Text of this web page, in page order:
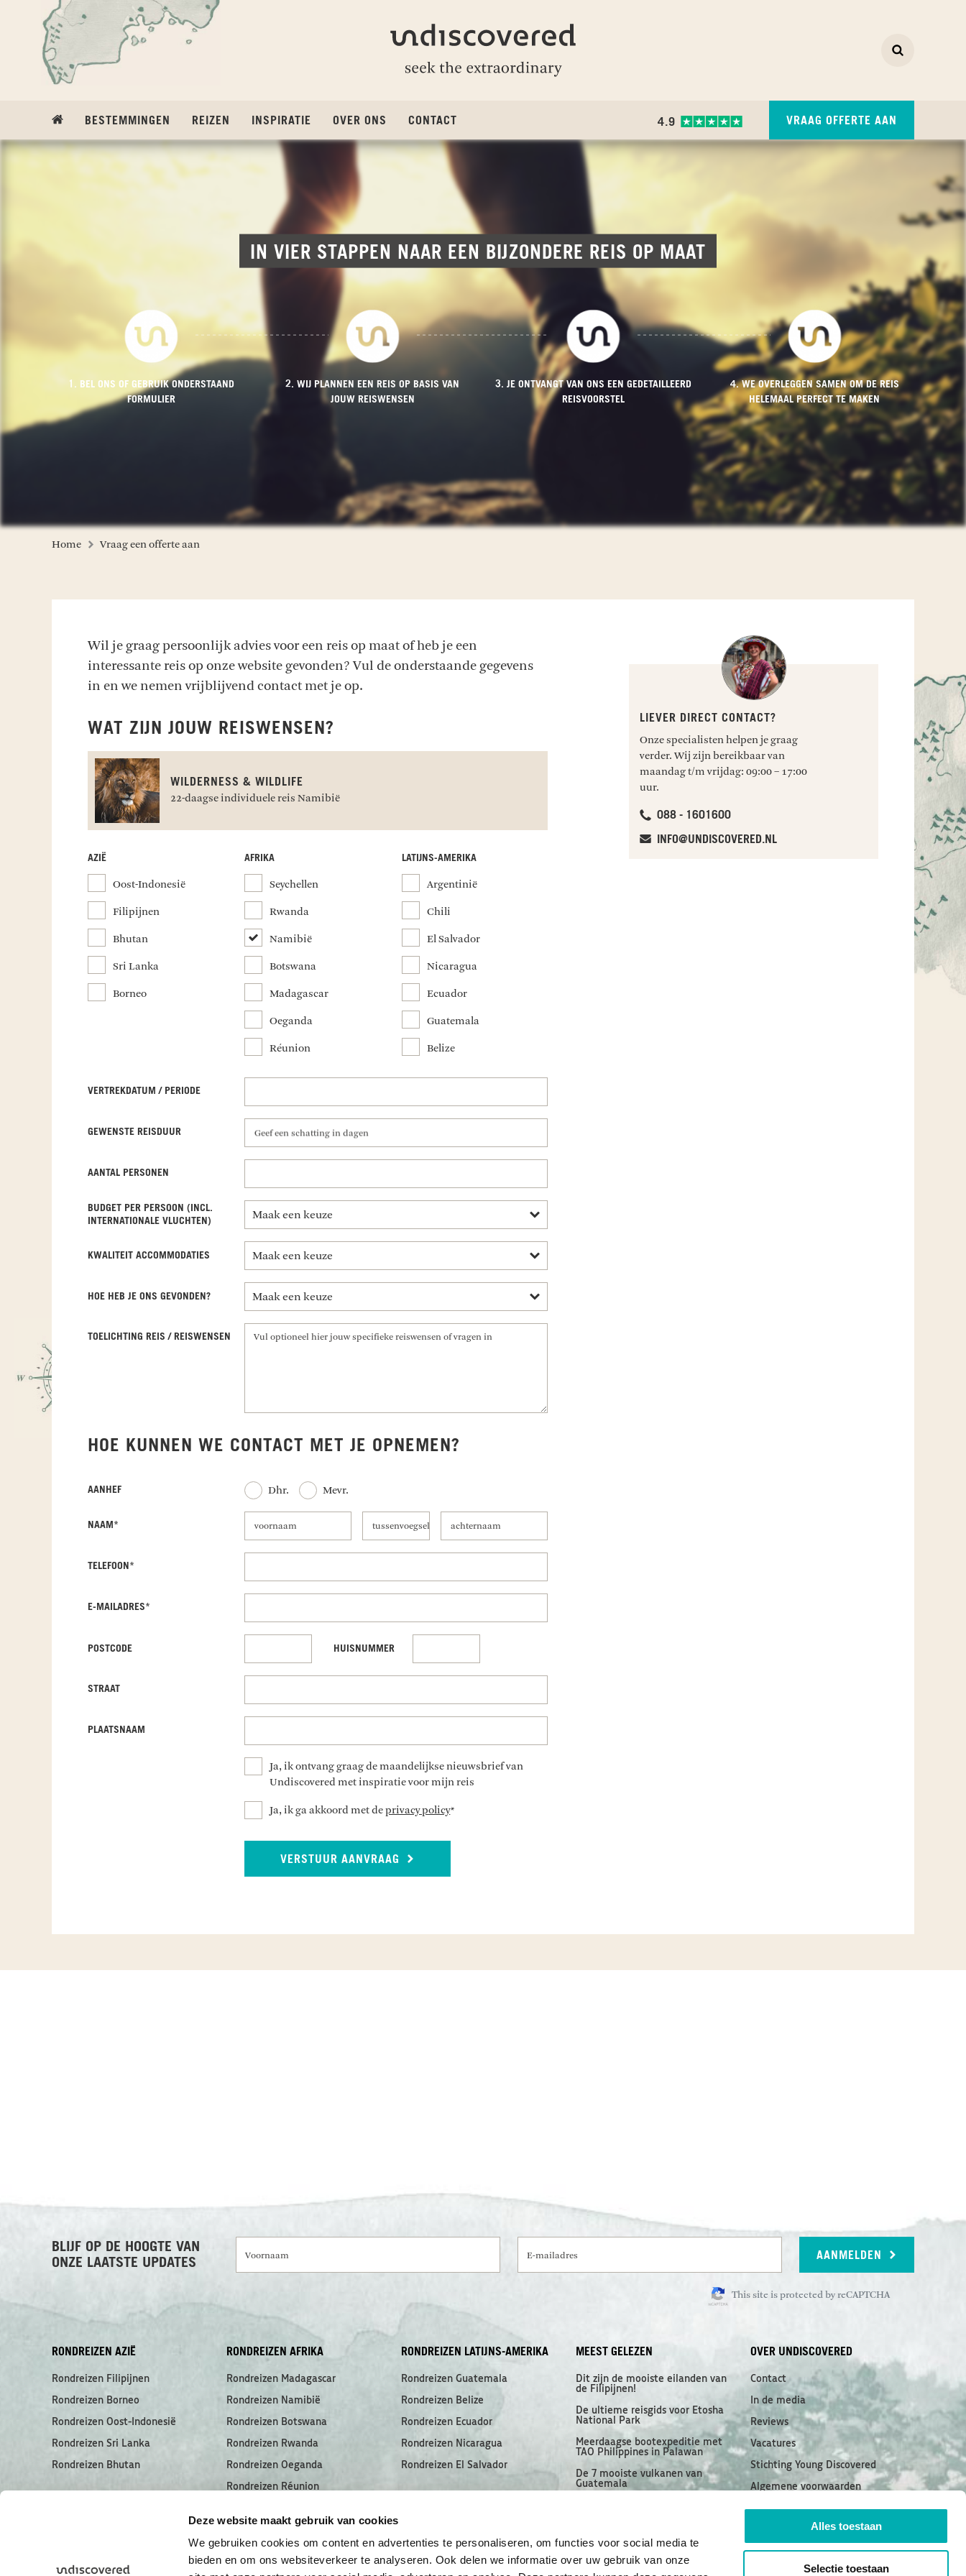
Deze website maakt gebruik van cookies
We gebruiken cookies om content en advertenties te personaliseren, om functies voor social media te
bieden en om ons websiteverkeer te analyseren. Ook delen we informatie over uw gebruik van onze
Alles toestaan
Selectie toestaan
Ga naar inhoud
Undiscovered
Zoeken
BESTEMMINGEN REIZEN INSPIRATIE OVER ONS CONTACT 4.9 VRAAG OFFERTE AAN
IN VIER STAPPEN NAAR EEN BIJZONDERE REIS OP MAAT
1. BEL ONS OF GEBRUIK ONDERSTAAND
FORMULIER
2. WIJ PLANNEN EEN REIS OP BASIS VAN
JOUW REISWENSEN
3. JE ONTVANGT VAN ONS EEN GEDETAILLEERD
REISVOORSTEL
4. WE OVERLEGGEN SAMEN OM DE REIS
HELEMAAL PERFECT TE MAKEN
Home Vraag een offerte aan
Wil je graag persoonlijk advies voor een reis op maat of heb je een
interessante reis op onze website gevonden? Vul de onderstaande gegevens
in en we nemen vrijblijvend contact met je op.
WAT ZIJN JOUW REISWENSEN?
WILDERNESS & WILDLIFE
22-daagse individuele reis Namibië
AZIË
Oost-Indonesië
Filipijnen
Bhutan
Sri Lanka
Borneo
AFRIKA
Seychellen
Rwanda
Namibië
Botswana
Madagascar
Oeganda
Réunion
LATIJNS-AMERIKA
Argentinië
Chili
El Salvador
Nicaragua
Ecuador
Guatemala
Belize
VERTREKDATUM / PERIODE
GEWENSTE REISDUUR Geef een schatting in dagen
AANTAL PERSONEN
BUDGET PER PERSOON (INCL.
INTERNATIONALE VLUCHTEN)
KWALITEIT ACCOMMODATIES
HOE HEB JE ONS GEVONDEN?
TOELICHTING REIS / REISWENSEN
HOE KUNNEN WE CONTACT MET JE OPNEMEN?
AANHEF Dhr. Mevr.
NAAM * voornaam tussenvoegsel achternaam
TELEFOON *
E-MAILADRES*
POSTCODE HUISNUMMER
STRAAT
PLAATSNAAM
Ja, ik ontvang graag de maandelijkse nieuwsbrief van
Undiscovered met inspiratie voor mijn reis
Ja, ik ga akkoord met deprivacy policy*
VERSTUUR AANVRAAG
LIEVER DIRECT CONTACT?
Onze specialisten helpen je graag
verder. Wij zijn bereikbaar van
maandag t/m vrijdag: 09:00 – 17:00
uur.
088 - 1601600
INFO@UNDISCOVERED.NL
BLIJF OP DE HOOGTE VAN
ONZE LAATSTE UPDATES
AANMELDEN
This site is protected by reCAPTCHA
RONDREIZEN AZIË
Rondreizen Filipijnen
Rondreizen Borneo
Rondreizen Oost-Indonesië
Rondreizen Sri Lanka
Rondreizen Bhutan
RONDREIZEN AFRIKA
Rondreizen Madagascar
Rondreizen Namibië
Rondreizen Botswana
Rondreizen Rwanda
Rondreizen Oeganda
Rondreizen Réunion
RONDREIZEN LATIJNS-AMERIKA
Rondreizen Guatemala
Rondreizen Belize
Rondreizen Ecuador
Rondreizen Nicaragua
Rondreizen El Salvador
MEEST GELEZEN
Dit zijn de mooiste eilanden van
de Filipijnen!
De ultieme reisgids voor Etosha
National Park
Meerdaagse bootexpeditie met
TAO Philippines in Palawan
De 7 mooiste vulkanen van
Guatemala
Ontdek eilandhoppen in Raja
Ampat
El Nido & de Bacuit Archipel: de
OVER UNDISCOVERED
Contact
In de media
Reviews
Vacatures
Stichting Young Discovered
Algemene voorwaarden
Privacy
Disclaimer